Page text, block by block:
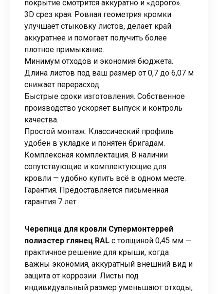
покрытие смотрится аккуратно и «дорого».
3D срез края. Ровная геометрия кромки
улучшает стыковку листов, делает край
аккуратнее и помогает получить более
плотное примыкание.
Минимум отходов и экономия бюджета.
Длина листов под ваш размер от 0,7 до 6,07 м
снижает перерасход.
Быстрые сроки изготовления. Собственное
производство ускоряет выпуск и контроль
качества.
Простой монтаж. Классический профиль
удобен в укладке и понятен бригадам.
Комплексная комплектация. В наличии
сопутствующие и комплектующие для
кровли — удобно купить всё в одном месте.
Гарантия. Предоставляется письменная
гарантия 7 лет.
Черепица для кровли Супермонтеррей
полиэстер глянец RAL с толщиной 0,45 мм —
практичное решение для крыши, когда
важны экономия, аккуратный внешний вид и
защита от коррозии. Листы под
индивидуальный размер уменьшают отходы,